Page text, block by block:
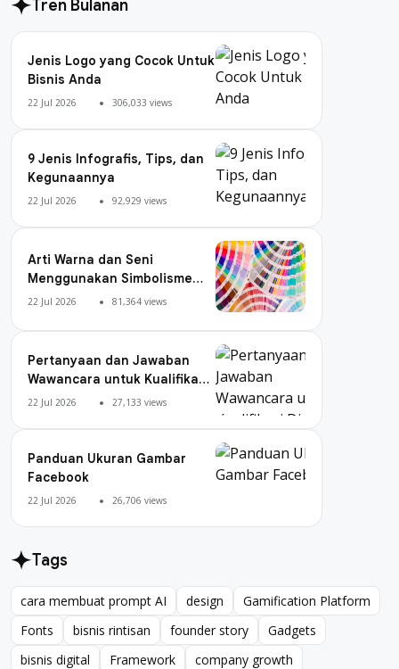
Tren Bulanan
Jenis Logo yang Cocok Untuk
Bisnis Anda
22 Jul 2026 306,033 views
9 Jenis Infografis, Tips, dan
Kegunaannya
22 Jul 2026 92,929 views
Arti Warna dan Seni
Menggunakan Simbolisme
Warna
22 Jul 2026 81,364 views
Pertanyaan dan Jawaban
Wawancara untuk Kualifikasi
Digital Marketing
22 Jul 2026 27,133 views
Panduan Ukuran Gambar
Facebook
22 Jul 2026 26,706 views
Tags
cara membuat prompt AI
cara membuat prompt AI
design
design
Gamification Platform
Gamification Platform
Fonts
Fonts
bisnis rintisan
bisnis rintisan
founder story
founder story
Gadgets
Gadgets
bisnis digital
Framework
company growth